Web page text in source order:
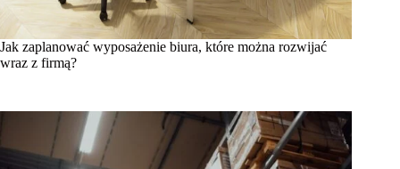
Jak zaplanować wyposażenie biura, które można rozwijać
wraz z firmą?